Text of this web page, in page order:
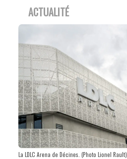
ACTUALITÉ
La LDLC Arena de Décines. (Photo Lionel Rault)